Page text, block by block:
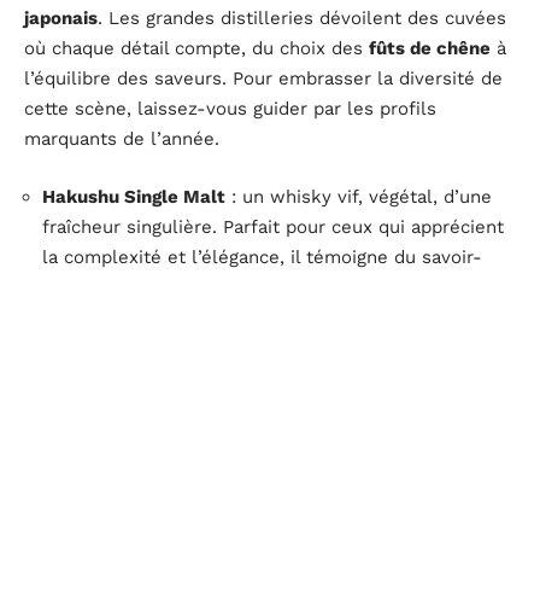
japonais. Les grandes distilleries dévoilent des cuvées
où chaque détail compte, du choix des fûts de chêne à
l’équilibre des saveurs. Pour embrasser la diversité de
cette scène, laissez-vous guider par les profils
marquants de l’année.
Hakushu Single Malt : un whisky vif, végétal, d’une
fraîcheur singulière. Parfait pour ceux qui apprécient
la complexité et l’élégance, il témoigne du savoir-